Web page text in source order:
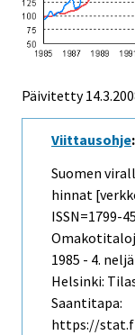
Päivitetty
Viittausohje:
Suomen
hinnat
ISSN=1799-
1985 - 4.
Helsinki:
Saantitapa:
https://